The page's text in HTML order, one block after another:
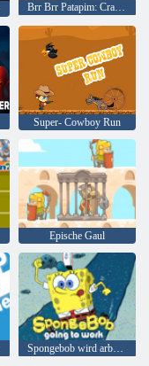
Brr Brr Patapim: Crazy Runner-Spiel
Super- Cowboy Run
Epische Gaul
Spongebob wird arbeiten